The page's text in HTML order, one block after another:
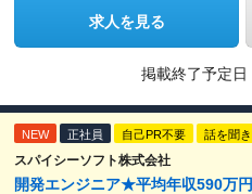
求人を見る
掲載終了予定日
NEW 正社員 自己PR不要 話を聞
スパイシーソフト株式会社
開発エンジニア★平均年収590万